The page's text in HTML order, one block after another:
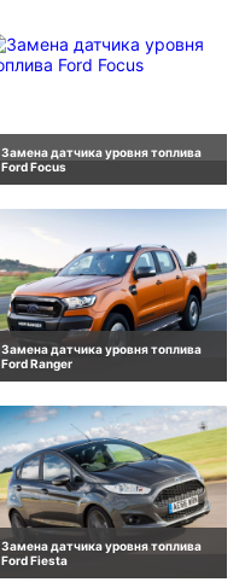
Замена датчика уровня топлива
Ford Focus
Замена датчика уровня топлива
Ford Ranger
Замена датчика уровня топлива
Ford Fiesta